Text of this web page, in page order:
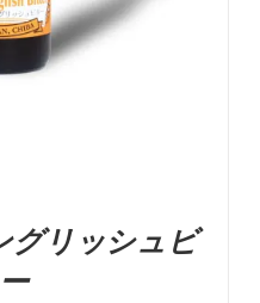
グリッシュビ